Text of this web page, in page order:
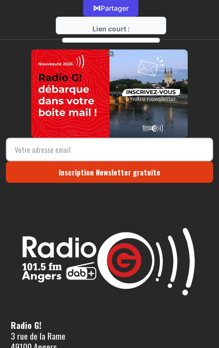
⋈Partager
Lien court :
https://radio-g.fr?15209
⧉
Inscription Newsletter gratuite
Radio G!
3 rue de la Rame